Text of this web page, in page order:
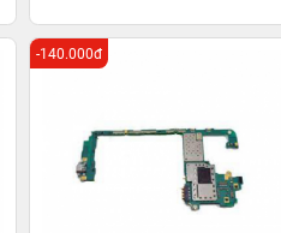
-140.000đ